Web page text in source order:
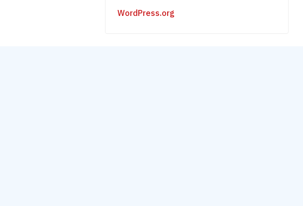
WordPress.org